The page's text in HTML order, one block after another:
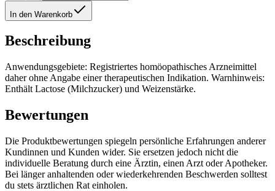
In den Warenkorb
Beschreibung
Anwendungsgebiete: Registriertes homöopathisches Arzneimittel
daher ohne Angabe einer therapeutischen Indikation. Warnhinweis:
Enthält Lactose (Milchzucker) und Weizenstärke.
Bewertungen
Die Produktbewertungen spiegeln persönliche Erfahrungen anderer
Kundinnen und Kunden wider. Sie ersetzen jedoch nicht die
individuelle Beratung durch eine Ärztin, einen Arzt oder Apotheker.
Bei länger anhaltenden oder wiederkehrenden Beschwerden solltest
du stets ärztlichen Rat einholen.